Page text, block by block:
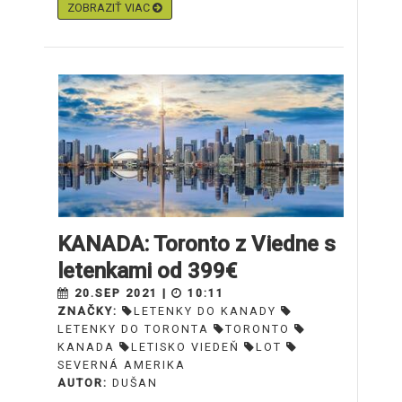
ZOBRAZIŤ VIAC
KANADA: Toronto z Viedne s
letenkami od 399€
20.SEP 2021 |
10:11
ZNAČKY:
LETENKY DO KANADY
LETENKY DO TORONTA
TORONTO
KANADA
LETISKO VIEDEŇ
LOT
SEVERNÁ AMERIKA
AUTOR: DUŠAN